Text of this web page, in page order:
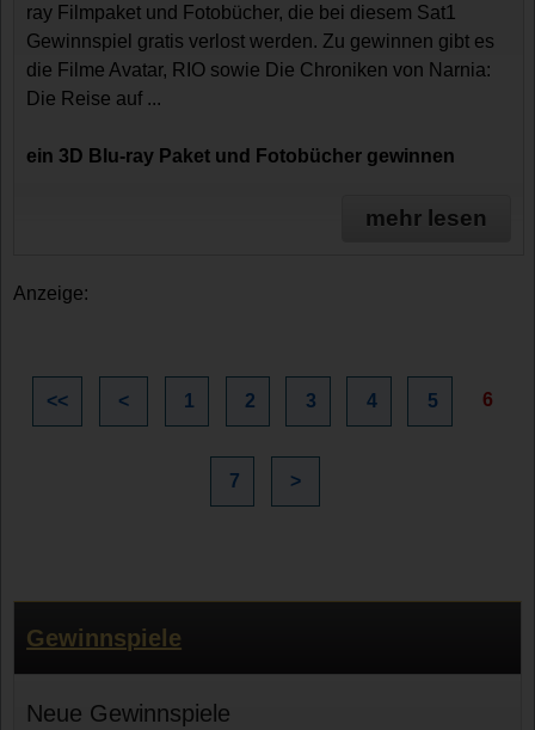
ray Filmpaket und Fotobücher, die bei diesem Sat1
Gewinnspiel gratis verlost werden. Zu gewinnen gibt es
die Filme Avatar, RIO sowie Die Chroniken von Narnia:
Die Reise auf ...
ein 3D Blu-ray Paket und Fotobücher gewinnen
mehr lesen
Anzeige:
<< < 1 2 3 4 5 6
7 >
Gewinnspiele
Neue Gewinnspiele